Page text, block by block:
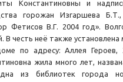
Константиновны и
горожан Изгаршева
Фетисов В.Г. 2004 год».
В честь неё также установлена
по адресу: Аллея Героев,
жила много лет,
из библиотек города